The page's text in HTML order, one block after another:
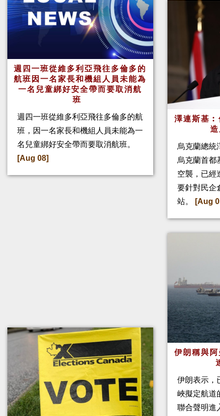
週四一班從維多利亞飛往多倫多的
航班因一名家長和機組人員未能為
一名兒童綁好安全帶而要取消航
班
週四一班從維多利亞飛往多倫多的航
班，因一名家長和機組人員未能為一
名兒童綁好安全帶而要取消航班。
[Aug 08]
澤連斯基
烏克蘭總統
烏克蘭首都
空襲，已經
要針對民企
站。
[Aug
伊朗稱與
伊朗表示，
峽擬定航道
聯合聲明進